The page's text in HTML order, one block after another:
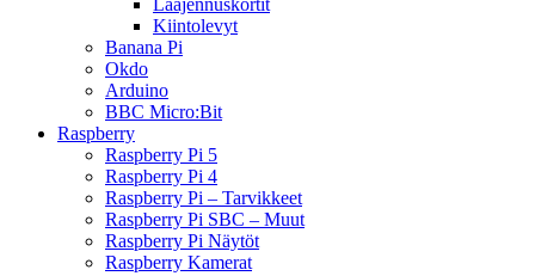
Laajennuskortit
Kiintolevyt
Banana Pi
Okdo
Arduino
BBC Micro:Bit
Raspberry
Raspberry Pi 5
Raspberry Pi 4
Raspberry Pi – Tarvikkeet
Raspberry Pi SBC – Muut
Raspberry Pi Näytöt
Raspberry Kamerat